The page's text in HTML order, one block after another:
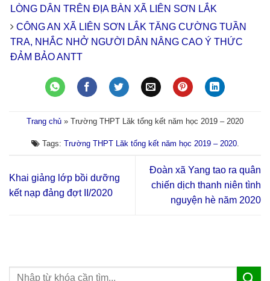
LÒNG DÂN TRÊN ĐỊA BÀN XÃ LIÊN SƠN LẮK
CÔNG AN XÃ LIÊN SƠN LẮK TĂNG CƯỜNG TUẦN
TRA, NHẮC NHỞ NGƯỜI DÂN NÂNG CAO Ý THỨC
ĐẢM BẢO ANTT
Trang chủ » Trường THPT Lăk tổng kết năm học 2019 – 2020
Tags: Trường THPT Lăk tổng kết năm học 2019 – 2020.
Khai giảng lớp bồi dưỡng
kết nạp đảng đợt II/2020
Đoàn xã Yang tao ra quân
chiến dịch thanh niên tình
nguyện hè năm 2020